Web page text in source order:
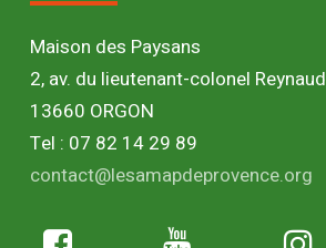
Maison des Paysans
2, av. du lieutenant-colonel Reynaud
13660 ORGON
Tel : 07 82 14 29 89
contact@lesamapdeprovence.org